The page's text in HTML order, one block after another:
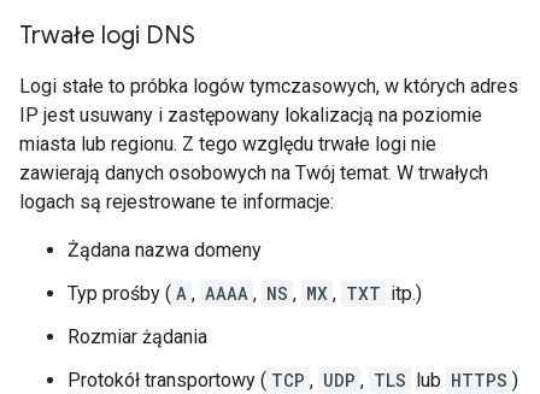
Trwałe logi DNS
Logi stałe to próbka logów tymczasowych, w których adres
IP jest usuwany i zastępowany lokalizacją na poziomie
miasta lub regionu. Z tego względu trwałe logi nie
zawierają danych osobowych na Twój temat. W trwałych
logach są rejestrowane te informacje:
Żądana nazwa domeny
Typ prośby ( A , AAAA , NS , MX , TXT itp.)
Rozmiar żądania
Protokół transportowy ( TCP , UDP , TLS lub HTTPS )